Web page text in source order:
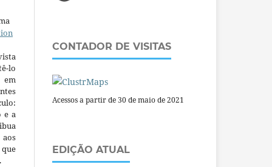
lo
em
e a
CONTADOR DE VISITAS
Acessos a partir de 30 de maio de 2021
EDIÇÃO ATUAL